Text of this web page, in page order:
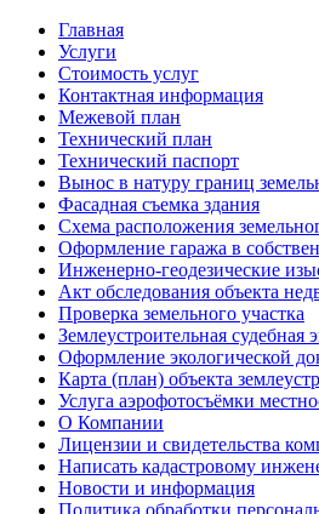
Главная
Услуги
Стоимость услуг
Контактная информация
Межевой план
Технический план
Технический паспорт
Вынос в натуру границ
Фасадная съемка здания
Схема расположения
Оформление гаража в
Инженерно-геодезические
Акт обследования объекта
Проверка земельного участка
Землеустроительная судебная
Оформление экологической
Карта (план) объекта
Услуга аэрофотосъёмки
О Компании
Лицензии и свидетельства
Написать кадастровому
Новости и информация
Политика обработки